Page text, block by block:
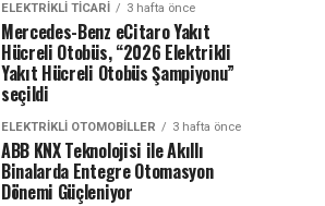
ELEKTRIKLI TICARI 3 hafta önce
Mercedes-Benz eCitaro Yakıt
Hücreli Otobüs, “2026 Elektrikli
Yakıt Hücreli Otobüs Şampiyonu”
seçildi
ELEKTRIKLI OTOMOBILLER 3 hafta önce
ABB KNX Teknolojisi ile Akıllı
Binalarda Entegre Otomasyon
Dönemi Güçleniyor